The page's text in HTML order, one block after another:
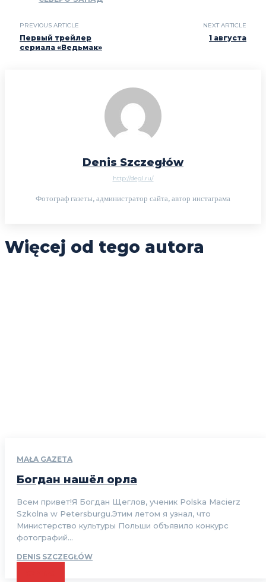
PREVIOUS ARTICLE
Первый трейлер
сериала «Ведьмак»
NEXT ARTICLE
1 августа
Denis Szczegłów
http://degl.ru/
Фотограф газеты, администратор сайта, автор инстаграма
Więcej od tego autora
MAŁA GAZETA
Богдан нашёл орла
Всем привет!Я Богдан Щеглов, ученик Polska Macierz
Szkolna w Petersburgu.Этим летом я узнал, что
Министерство культуры Польши объявило конкурс
фотографий...
DENIS SZCZEGŁÓW